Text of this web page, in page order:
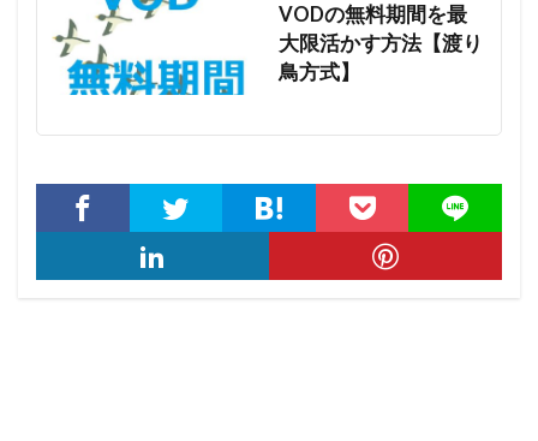
VODの無料期間を最
大限活かす方法【渡り
鳥方式】